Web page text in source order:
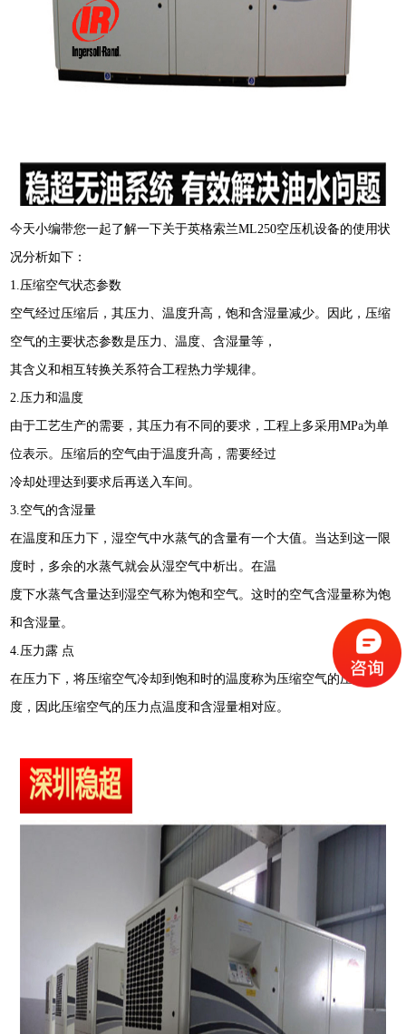
今天小编带您一起了解一下关于英格索兰ML250空压机设备的使用状
况分析如下：
1.压缩空气状态参数
空气经过压缩后，其压力、温度升高，饱和含湿量减少。因此，压缩
空气的主要状态参数是压力、温度、含湿量等，
其含义和相互转换关系符合工程热力学规律。
2.压力和温度
由于工艺生产的需要，其压力有不同的要求，工程上多采用MPa为单
位表示。压缩后的空气由于温度升高，需要经过
冷却处理达到要求后再送入车间。
3.空气的含湿量
在温度和压力下，湿空气中水蒸气的含量有一个大值。当达到这一限
度时，多余的水蒸气就会从湿空气中析出。在温
度下水蒸气含量达到湿空气称为饱和空气。这时的空气含湿量称为饱
和含湿量。
4.压力露 点
在压力下，将压缩空气冷却到饱和时的温度称为压缩空气的压力温
度，因此压缩空气的压力点温度和含湿量相对应。